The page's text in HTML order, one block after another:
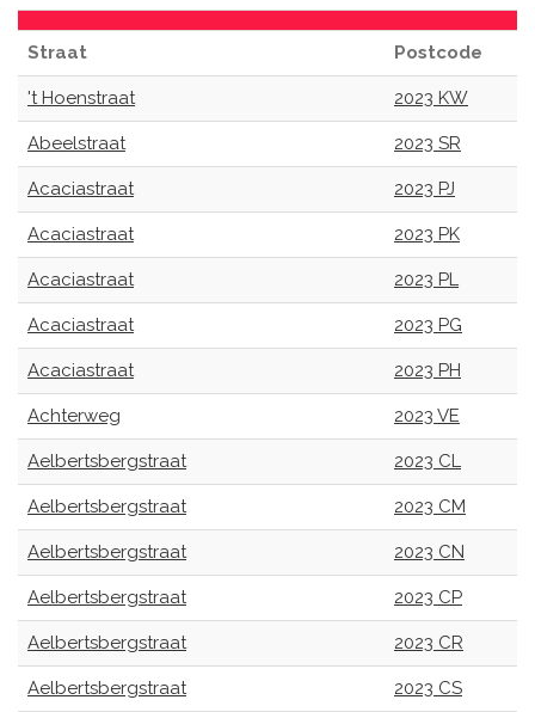
Straat Postcode
't Hoenstraat 2023 KW
Abeelstraat 2023 SR
Acaciastraat 2023 PJ
Acaciastraat 2023 PK
Acaciastraat 2023 PL
Acaciastraat 2023 PG
Acaciastraat 2023 PH
Achterweg 2023 VE
Aelbertsbergstraat 2023 CL
Aelbertsbergstraat 2023 CM
Aelbertsbergstraat 2023 CN
Aelbertsbergstraat 2023 CP
Aelbertsbergstraat 2023 CR
Aelbertsbergstraat 2023 CS